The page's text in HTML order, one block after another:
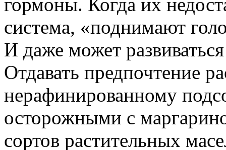
система, «поднимают
И даже может
Отдавать предпочтение
нерафинированному
осторожными с
сортов растительных